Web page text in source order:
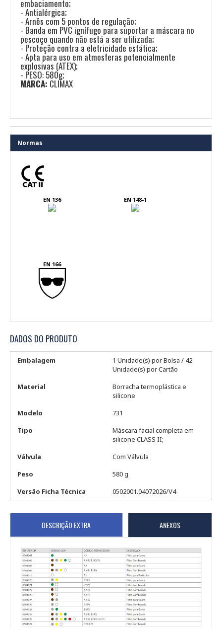
embaciamento;
- Antialérgica;
- Arnês com 5 pontos de regulação;
- Banda em PVC ignífugo para suportar a máscara no
pescoço quando não está a ser utilizada;
- Proteção contra a eletricidade estática;
- Apta para uso em atmosferas potencialmente
explosivas (ATEX);
- PESO: 580g;
MARCA: CLIMAX
Normas
EN 136 EN 148-1
EN 166
DADOS DO PRODUTO
Embalagem
1 Unidade(s) por Bolsa / 42
Unidade(s) por Cartão
Material
Borracha termoplástica e
silicone
Modelo
731
Tipo
Máscara facial completa em
silicone CLASS II;
Válvula
Com Válvula
Peso
580 g
Versão Ficha Técnica
0502001.04072026/V4
DESCRIÇÃO EXTRA ANEXOS